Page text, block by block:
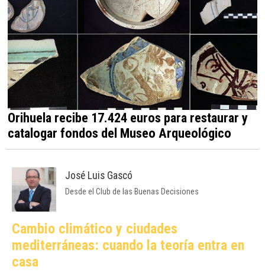
Orihuela recibe 17.424 euros para restaurar y
catalogar fondos del Museo Arqueológico
José Luis Gascó
Desde el Club de las Buenas Decisiones
Cambio climático y ciudades
mediterráneas: cuando la teoría entra en
casa